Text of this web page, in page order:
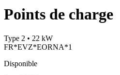
Points de charge
Type 2 • 22 kW
FR*EVZ*EORNA*1
Disponible